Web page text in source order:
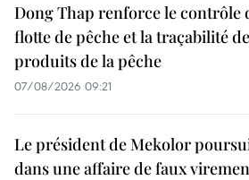
Dong Thap renforce le contrôle
flotte de pêche et la traçabilité
produits de la pêche
07/08/2026 09:21
Le président de Mekolor
dans une affaire de faux